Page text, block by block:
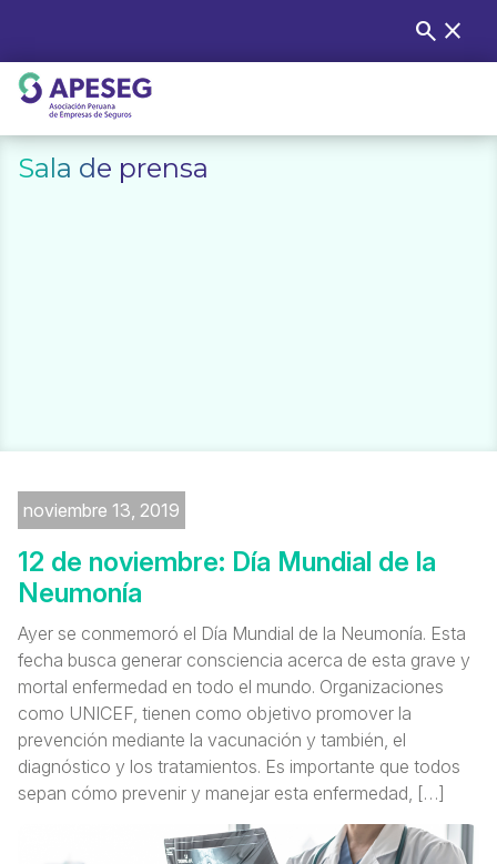
content
Buscar:
search close
APESEG
Sala de prensa
noviembre 13, 2019
12 de noviembre: Día Mundial de la
Neumonía
Ayer se conmemoró el Día Mundial de la Neumonía. Esta
fecha busca generar consciencia acerca de esta grave y
mortal enfermedad en todo el mundo. Organizaciones
como UNICEF, tienen como objetivo promover la
prevención mediante la vacunación y también, el
diagnóstico y los tratamientos. Es importante que todos
sepan cómo prevenir y manejar esta enfermedad, […]